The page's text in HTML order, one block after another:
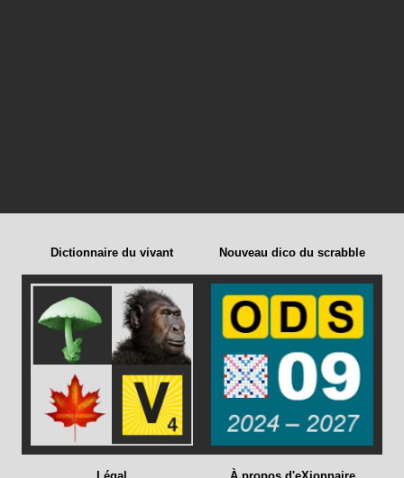
Dictionnaire du vivant Nouveau dico du scrabble